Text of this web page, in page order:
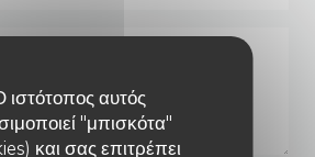
ιστότοπος αυτός
"μπισκότα"
και σας επιτρέπει